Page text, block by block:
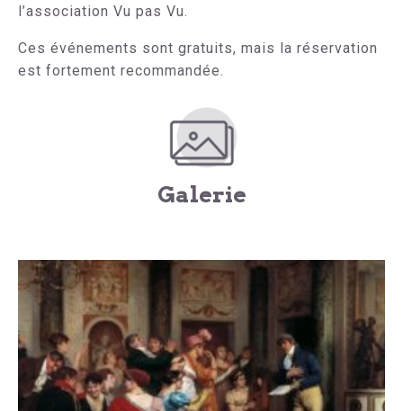
l’association Vu pas Vu.
Ces événements sont gratuits, mais la réservation
est fortement recommandée.
Galerie